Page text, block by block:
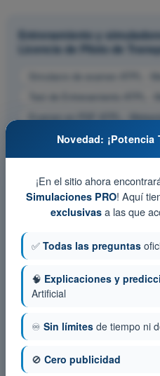
Entrenamiento y
Licencia de Piloto de
Simulacro de examen ATPL -
Test de Entrenamiento ATPL -
Examen en PDF ATPL -
Novedad:
¡En el sitio ahora
Simulaciones PRO! Aquí
exclusivasa las que
✅ Todas las preguntas
🧠 Explicaciones y
Artificial
♾️ Sin límites de tiempo ni
🚫 Cero publicidad